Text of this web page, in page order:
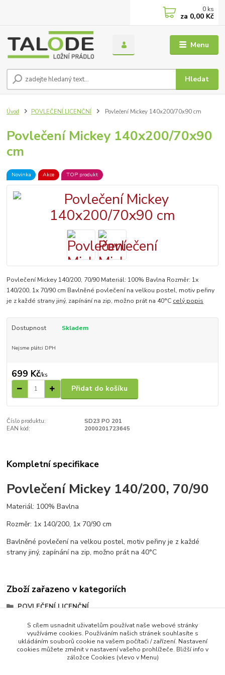
Menu
Hledat
0 ks
za 0,00 Kč
Úvod POVLEČENÍ LICENČNÍ Povlečení Mickey 140x200/70x90 cm
Povlečení Mickey 140x200/70x90
cm
Novinka Akce TOP produkt
Povlečení Mickey 140/200, 70/90 Materiál: 100% Bavlna Rozměr: 1x
140/200, 1x 70/90 cm Bavlněné povlečení na velkou postel, motiv peřiny
je z každé strany jiný, zapínání na zip, možno prát na 40°C celý popis
Dostupnost Skladem
Nejsme plátci DPH
699 Kč/ks
Přidat do košíku
Číslo produktu:
SD23 PO 201
EAN kód:
2000201723645
Kompletní specifikace
Povlečení Mickey 140/200, 70/90
Materiál: 100% Bavlna
Rozměr: 1x 140/200, 1x 70/90 cm
Bavlněné povlečení na velkou postel, motiv peřiny je z každé
strany jiný, zapínání na zip, možno prát na 40°C
Zboží zařazeno v kategoriích
POVLEČENÍ LICENČNÍ
PRO HOLKY
PRO KLUKY
S cílem usnadnit uživatelům používat naše webové stránky
využíváme cookies. Používáním našich stránek souhlasíte s
ukládáním souborů cookie na vašem počítači / zařízení. Nastavení
cookies můžete změnit v nastavení vašeho prohlížeče. Bližší info v
záložce Cookies (vlevo v Menu)